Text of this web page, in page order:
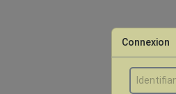
Connexion